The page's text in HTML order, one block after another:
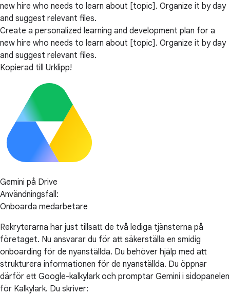
new hire who needs to learn about [topic]. Organize it by day
and suggest relevant files.
Create a personalized learning and development plan for a
new hire who needs to learn about [topic]. Organize it by day
and suggest relevant files.
Kopierad till Urklipp!
Gemini på Drive
Användningsfall:
Onboarda medarbetare
Rekryterarna har just tillsatt de två lediga tjänsterna på
företaget. Nu ansvarar du för att säkerställa en smidig
onboarding för de nyanställda. Du behöver hjälp med att
strukturera informationen för de nyanställda. Du öppnar
därför ett Google-kalkylark och promptar Gemini i sidopanelen
för Kalkylark. Du skriver: